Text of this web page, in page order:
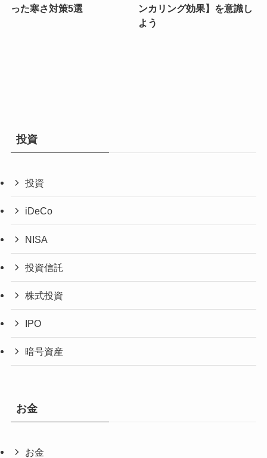
った寒さ対策5選
ンカリング効果】を意識し
よう
投資
投資
iDeCo
NISA
投資信託
株式投資
IPO
暗号資産
お金
お金